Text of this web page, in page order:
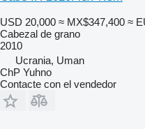
USD 20,000 ≈ MX$347,400 ≈
Cabezal de grano
2010
Ucrania, Uman
ChP Yuhno
Contacte con el vendedor